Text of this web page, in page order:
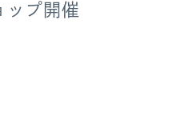
履歴
ップ開催